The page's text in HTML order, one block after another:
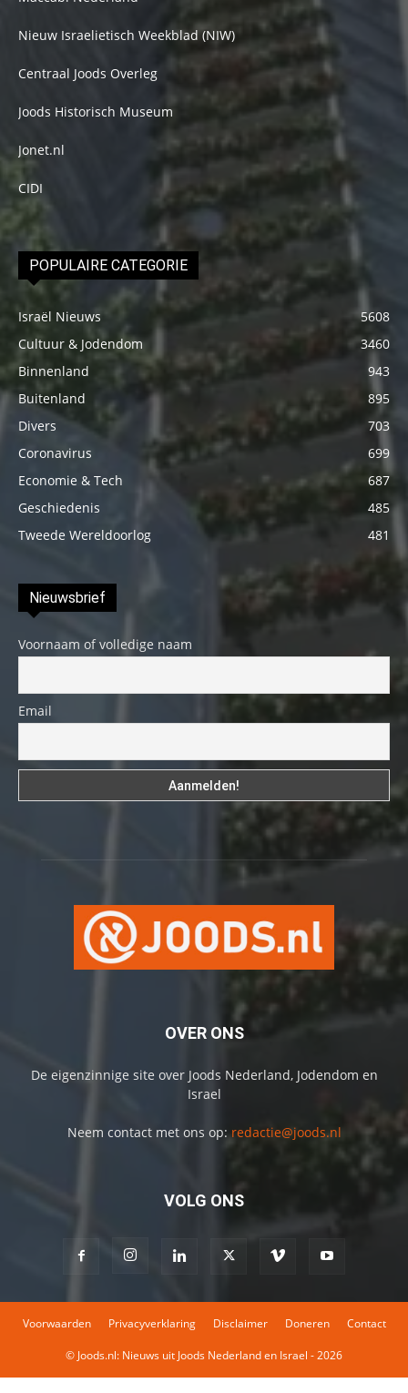
Nieuw Israelietisch Weekblad (NIW)
Centraal Joods Overleg
Joods Historisch Museum
Jonet.nl
CIDI
POPULAIRE CATEGORIE
Israël Nieuws
5608
Cultuur & Jodendom
3460
Binnenland
943
Buitenland
895
Divers
703
Coronavirus
699
Economie & Tech
687
Geschiedenis
485
Tweede Wereldoorlog
481
Nieuwsbrief
Voornaam of volledige naam
Email
OVER ONS
De eigenzinnige site over Joods Nederland, Jodendom en
Israel
Neem contact met ons op: redactie@joods.nl
VOLG ONS
Voorwaarden Privacyverklaring Disclaimer Doneren Contact
© Joods.nl: Nieuws uit Joods Nederland en Israel - 2026